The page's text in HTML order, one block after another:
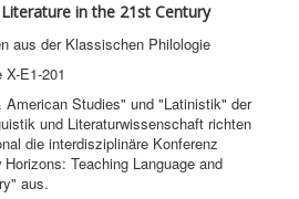
in the 21st Century
aus der Klassischen Philologie
X-E1-201
American Studies" und "Latinistik" der
und Literaturwissenschaft richten
die interdisziplinäre Konferenz
Teaching Language and
aus.